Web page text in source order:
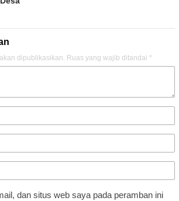
dipublikasikan. Ruas yang wajib ditandai *
dan situs web saya pada peramban ini